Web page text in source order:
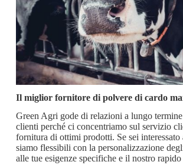
Il miglior fornitore di polvere di cardo
Green Agri gode di relazioni a lungo
clienti perché ci concentriamo sul servizio
fornitura di ottimi prodotti. Se sei
siamo flessibili con la personalizzazione
alle tue esigenze specifiche e il nostro